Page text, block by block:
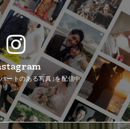
ートのある写真」を配信中